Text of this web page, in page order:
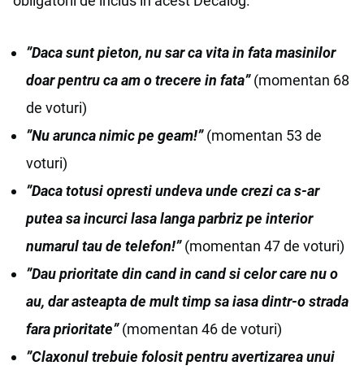
”Daca sunt pieton, nu sar ca vita in fata masinilor
doar pentru ca am o trecere in fata”(momentan 68
de voturi)
”Nu arunca nimic pe geam!”(momentan 53 de
voturi)
”Daca totusi opresti undeva unde crezi ca s-ar
putea sa incurci lasa langa parbriz pe interior
numarul tau de telefon!”(momentan 47 de voturi)
”Dau prioritate din cand in cand si celor care nu o
au, dar asteapta de mult timp sa iasa dintr-o strada
fara prioritate” (momentan 46 de voturi)
”Claxonul trebuie folosit pentru avertizarea unui